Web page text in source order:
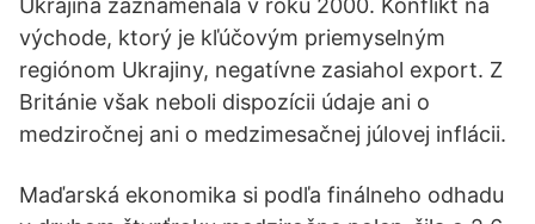
Ukrajina zaznamenala v roku 2000. Konflikt na
východe, ktorý je kľúčovým priemyselným
regiónom Ukrajiny, negatívne zasiahol export. Z
Británie však neboli dispozícii údaje ani o
medziročnej ani o medzimesačnej júlovej inflácii.
Maďarská ekonomika si podľa finálneho odhadu